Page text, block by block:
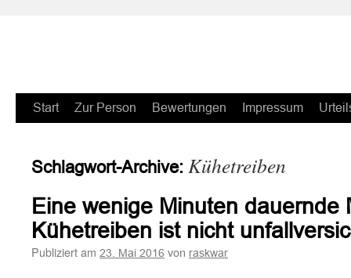
Zum
springen
Start Zur Person Bewertungen Impressum
Schlagwort-Archive: Kühetreiben
Eine wenige Minuten dauernde
Kühetreiben ist nicht
Publiziert am 23. Mai 2016 von raskwar